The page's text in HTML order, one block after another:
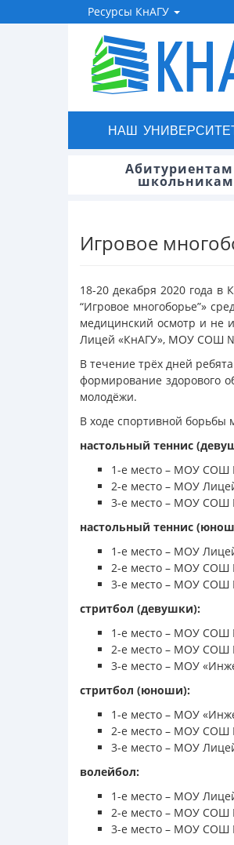
Ресурсы КнАГУ
НАШ
школьникам
Игровое
18-20 декабря 2020 года в
“Игровое многоборье”»
медицинский осмотр и
Лицей «КнАГУ», МОУ СОШ
В течение трёх дней
формирование здорового
молодёжи.
В ходе спортивной борьбы
настольный теннис
1-е место – МОУ СОШ
2-е место – МОУ
3-е место – МОУ СОШ
настольный теннис
1-е место – МОУ
2-е место – МОУ СОШ
3-е место – МОУ СОШ
стритбол (девушки):
1-е место – МОУ СОШ
2-е место – МОУ СОШ
3-е место – МОУ
стритбол (юноши):
1-е место – МОУ
2-е место – МОУ СОШ
3-е место – МОУ
волейбол:
1-е место – МОУ
2-е место – МОУ СОШ
3-е место – МОУ СОШ